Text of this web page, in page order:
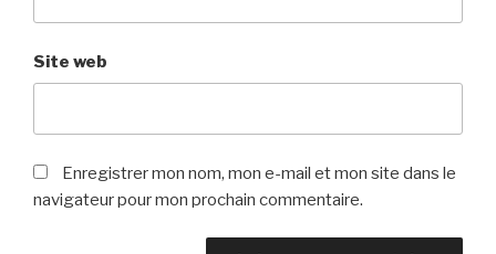
Site web
Enregistrer mon nom, mon e-mail et mon site dans le
navigateur pour mon prochain commentaire.